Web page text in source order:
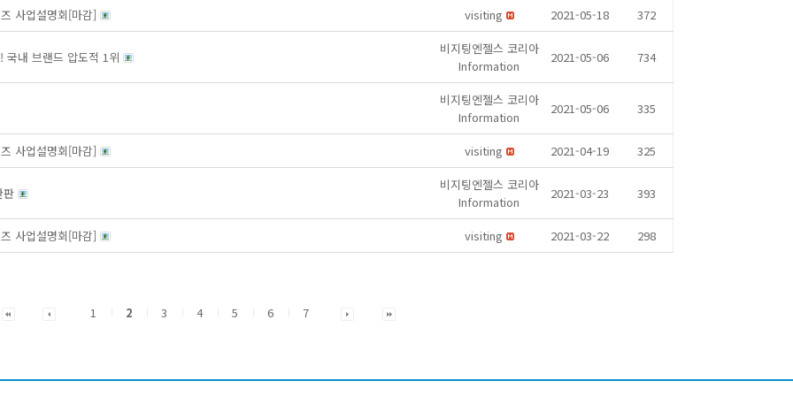
사업설명회[마감] visiting 2021-05-18 372
국내 브랜드 압도적 1위
비지팅엔젤스 코리아
Information
2021-05-06 734
비지팅엔젤스 코리아
Information
2021-05-06 335
사업설명회[마감] visiting 2021-04-19 325
판
비지팅엔젤스 코리아
Information
2021-03-23 393
사업설명회[마감] visiting 2021-03-22 298
1 2 3 4 5 6 7